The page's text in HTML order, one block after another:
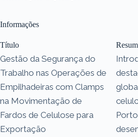
Informações
Título
Gestão da Segurança do
Trabalho nas Operações de
Empilhadeiras com Clamps
na Movimentação de
Fardos de Celulose para
Exportação